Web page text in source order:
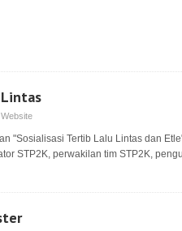
"Sosialisasi Tertib Lalu Lintas dan
STP2K, perwakilan tim STP2K,